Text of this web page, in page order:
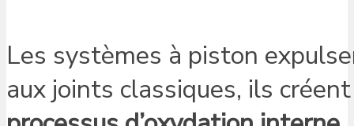
Les systèmes à piston
aux joints classiques, ils